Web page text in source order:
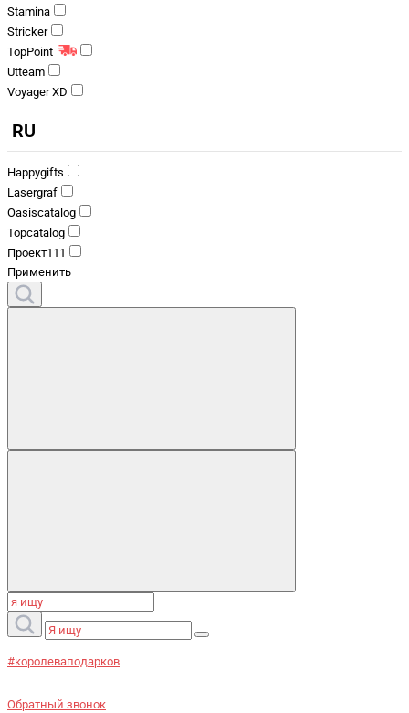
Stamina
Stricker
TopPoint
Utteam
Voyager XD
RU
Happygifts
Lasergraf
Oasiscatalog
Topcatalog
Проект111
Применить
#королеваподарков
Обратный звонок